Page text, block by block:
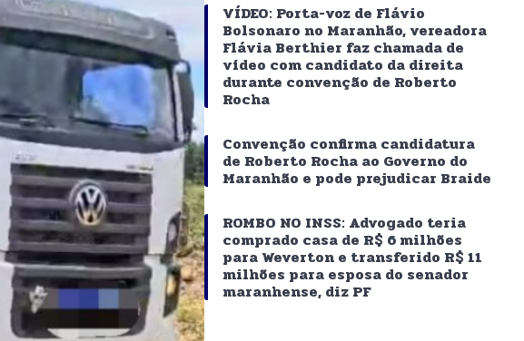
VÍDEO: Porta-voz de Flávio
Bolsonaro no Maranhão, vereadora
Flávia Berthier faz chamada de
vídeo com candidato da direita
durante convenção de Roberto
Rocha
Convenção confirma candidatura
de Roberto Rocha ao Governo do
Maranhão e pode prejudicar Braide
ROMBO NO INSS: Advogado teria
comprado casa de R$ 6 milhões
para Weverton e transferido R$ 11
milhões para esposa do senador
maranhense, diz PF